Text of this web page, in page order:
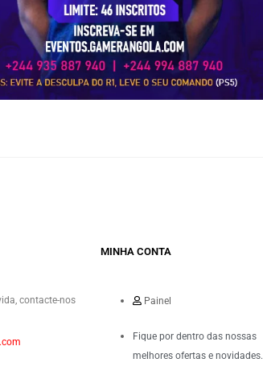
contacte-nos
MINHA CONTA
Painel
Fique por dentro das nossas
melhores ofertas e novidades.